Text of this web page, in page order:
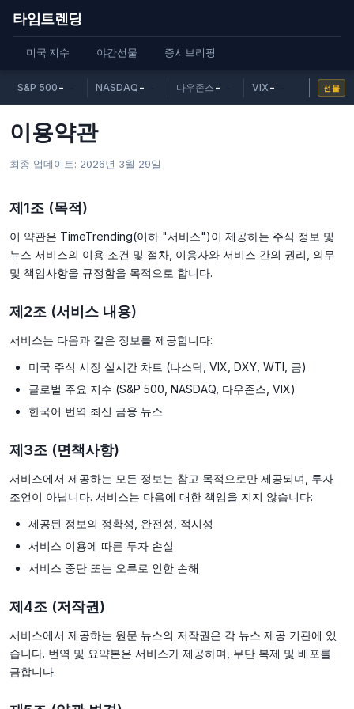
타임트렌딩
미국 지수 야간선물 증시브리핑
S&P 500 - NASDAQ - 다우존스 - VIX - 선물
이용약관
최종 업데이트: 2026년 3월 29일
제1조 (목적)
이 약관은 TimeTrending(이하 "서비스")이 제공하는 주식 정보 및
뉴스 서비스의 이용 조건 및 절차, 이용자와 서비스 간의 권리, 의무
및 책임사항을 규정함을 목적으로 합니다.
제2조 (서비스 내용)
서비스는 다음과 같은 정보를 제공합니다:
미국 주식 시장 실시간 차트 (나스닥, VIX, DXY, WTI, 금)
글로벌 주요 지수 (S&P 500, NASDAQ, 다우존스, VIX)
한국어 번역 최신 금융 뉴스
제3조 (면책사항)
서비스에서 제공하는 모든 정보는 참고 목적으로만 제공되며, 투자
조언이 아닙니다. 서비스는 다음에 대한 책임을 지지 않습니다:
제공된 정보의 정확성, 완전성, 적시성
서비스 이용에 따른 투자 손실
서비스 중단 또는 오류로 인한 손해
제4조 (저작권)
서비스에서 제공하는 원문 뉴스의 저작권은 각 뉴스 제공 기관에 있
습니다. 번역 및 요약본은 서비스가 제공하며, 무단 복제 및 배포를
금합니다.